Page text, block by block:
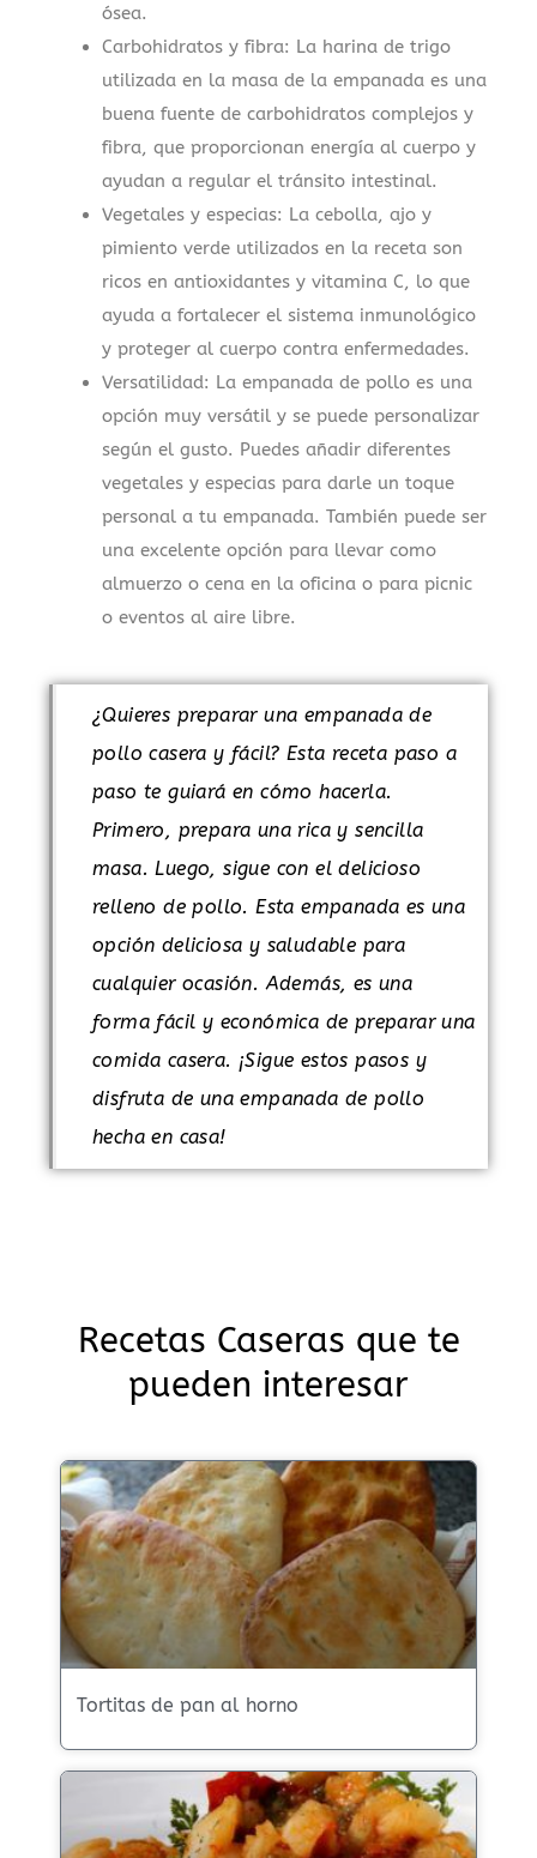
ósea.
Carbohidratos y fibra: La harina de trigo
utilizada en la masa de la empanada es una
buena fuente de carbohidratos complejos y
fibra, que proporcionan energía al cuerpo y
ayudan a regular el tránsito intestinal.
Vegetales y especias: La cebolla, ajo y
pimiento verde utilizados en la receta son
ricos en antioxidantes y vitamina C, lo que
ayuda a fortalecer el sistema inmunológico
y proteger al cuerpo contra enfermedades.
Versatilidad: La empanada de pollo es una
opción muy versátil y se puede personalizar
según el gusto. Puedes añadir diferentes
vegetales y especias para darle un toque
personal a tu empanada. También puede ser
una excelente opción para llevar como
almuerzo o cena en la oficina o para picnic
o eventos al aire libre.
¿Quieres preparar una empanada de
pollo casera y fácil? Esta receta paso a
paso te guiará en cómo hacerla.
Primero, prepara una rica y sencilla
masa. Luego, sigue con el delicioso
relleno de pollo. Esta empanada es una
opción deliciosa y saludable para
cualquier ocasión. Además, es una
forma fácil y económica de preparar una
comida casera. ¡Sigue estos pasos y
disfruta de una empanada de pollo
hecha en casa!
Recetas Caseras que te
pueden interesar
Tortitas de pan al horno